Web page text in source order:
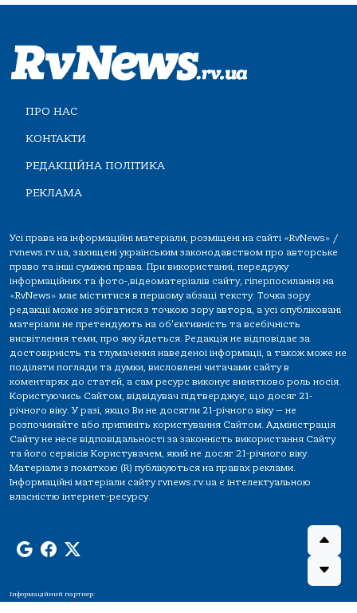
ПРО НАС
КОНТАКТИ
РЕДАКЦІЙНА ПОЛІТИКА
РЕКЛАМА
Усі права на інформаційні матеріали, розміщені на сайті «RvNews» /
rvnews.rv.ua, захищені українським законодавством про авторське
право та інші суміжні права. При використанні, передруку
інформаційних та фото-,відеоматеріалів сайту, гіперпосилання на
«RvNews» має міститися в першому абзаці тексту. Точка зору
редакції може не збігатися з точкою зору автора, а усі опубліковані
матеріали не претендують на об'єктивність та всебічність
висвітлення теми, про яку йдеться. Редакція не відповідає за
достовірність та тлумачення наведеної інформації, а також може не
поділяти погляди та думки, висловлені читачами сайту в
коментарях до статей, а сам ресурс виконує винятково роль носія.
Користуючись Сайтом, відвідувач підтверджує, що досяг 21-
річного віку. У разі, якщо Ви не досягли 21-річного віку — не
розпочинайте або припиніть користування Сайтом. Адміністрація
Сайту не несе відповідальності за законність використання Сайту
та його сервісів Користувачем, який не досяг 21-річного віку.
Матеріали з поміткою (R) публікуються на правах реклами.
Інформаційні матеріали сайту rvnews.rv.ua є інтелектуальною
власністю інтернет-ресурсу.
Інформаційний партнер: